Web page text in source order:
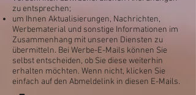
zu entsprechen;
um Ihnen Aktualisierungen, Nachrichten,
Werbematerial und sonstige Informationen im
Zusammenhang mit unseren Diensten zu
übermitteln. Bei Werbe-E-Mails können Sie
selbst entscheiden, ob Sie diese weiterhin
erhalten möchten. Wenn nicht, klicken Sie
einfach auf den Abmeldelink in diesen E-Mails.